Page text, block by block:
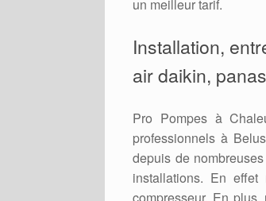
un meilleur tarif.
Installation,
air daikin,
Pro Pompes à
professionnels à
depuis de
installations. En